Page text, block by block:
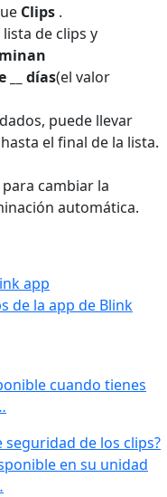
Clips .
de clips y
__ días(el valor
puede llevar
el final de la lista.
cambiar la
automática.
app
de la app de Blink
cuando tienes
seguridad de los clips?
en su unidad